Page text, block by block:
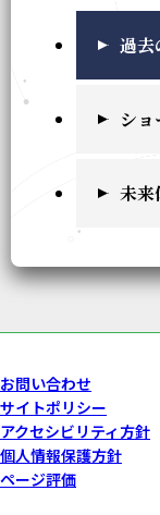
過去
シ
未来
お問い合わせ
サイトポリシー
アクセシビリティ方針
個人情報保護方針
ページ評価